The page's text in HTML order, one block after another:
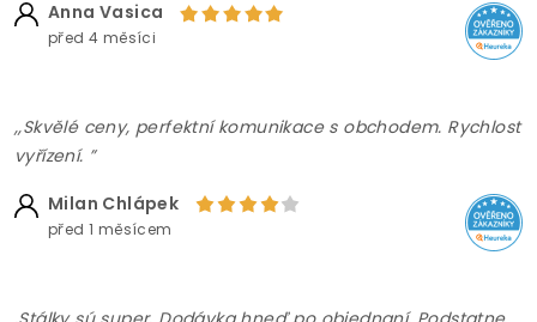
Anna Vasica
před 4 měsíci
,,Skvělé ceny, perfektní komunikace s obchodem. Rychlost
vyřízení. ”
Milan Chlápek
před 1 měsícem